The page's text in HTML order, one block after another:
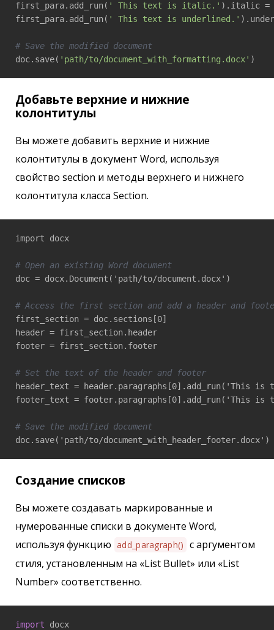
first_para.add_run( ' This text is italic.' ).italic =
first_para.add_run( ' This text is underlined.'
# Save the modified document
doc.save( 'path/to/document_with_formatting.docx' )
Добавьте верхние и нижние
колонтитулы
Вы можете добавить верхние и нижние
колонтитулы в документ Word, используя
свойство section и методы верхнего и нижнего
колонтитула класса Section.
import docx
# Open an existing Word document
doc = docx.Document('path/to/document.docx')
# Access the first section and add a header and
first_section = doc.sections[0]
header = first_section.header
footer = first_section.footer
# Set the text of the header and footer
header_text = header.paragraphs[0].add_run('This
footer_text = footer.paragraphs[0].add_run('This
# Save the modified document
doc.save('path/to/document_with_header_footer.docx')
Создание списков
Вы можете создавать маркированные и
нумерованные списки в документе Word,
используя функцию add_paragraph() с аргументом
стиля, установленным на «List Bullet» или «List
Number» соответственно.
import docx